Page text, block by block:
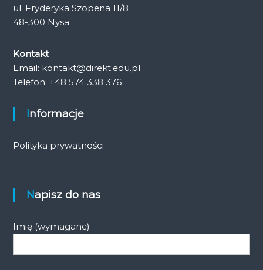
ul. Fryderyka Szopena 11/8
48-300 Nysa
Kontakt
Email: kontakt@direkt.edu.pl
Telefon: +48 574 338 376
Informacje
Polityka prywatności
Napisz do nas
Imię (wymagane)